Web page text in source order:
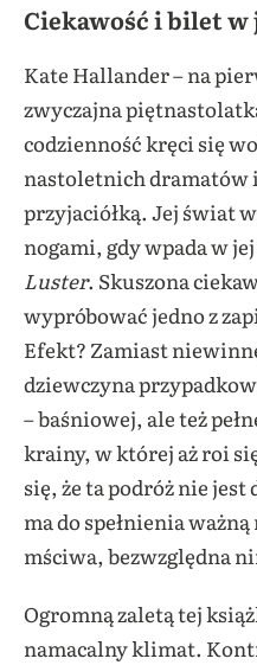
Ciekawość i bilet w
Kate Hallander – na
zwyczajna
codzienność kręci się
nastoletnich dramatów
przyjaciółką. Jej świat
nogami, gdy wpada w
Luster. Skuszona
wypróbować jedno z
Efekt? Zamiast
dziewczyna
– baśniowej, ale też
krainy, w której aż roi
się, że ta podróż nie
ma do spełnienia
mściwa, bezwzględna
Ogromną zaletą tej
namacalny klimat.